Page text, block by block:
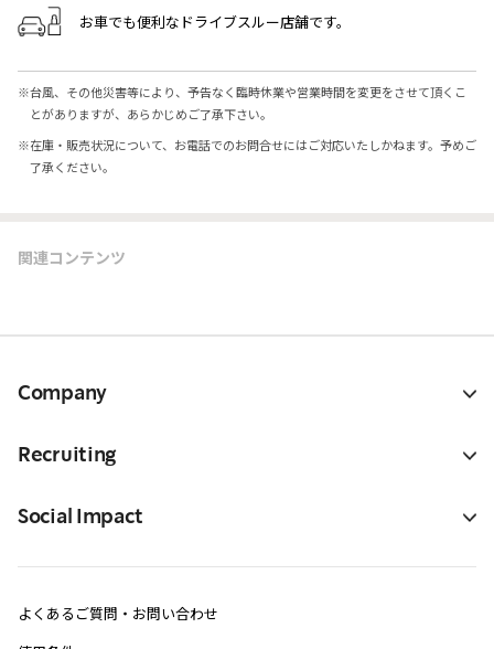
お車でも便利なドライブスルー店舗です。
※台風、その他災害等により、予告なく臨時休業や営業時間を変更をさせて頂くこ
とがありますが、あらかじめご了承下さい。
※在庫・販売状況について、お電話でのお問合せにはご対応いたしかねます。予めご
了承ください。
関連コンテンツ
Company
Recruiting
Social Impact
よくあるご質問・お問い合わせ